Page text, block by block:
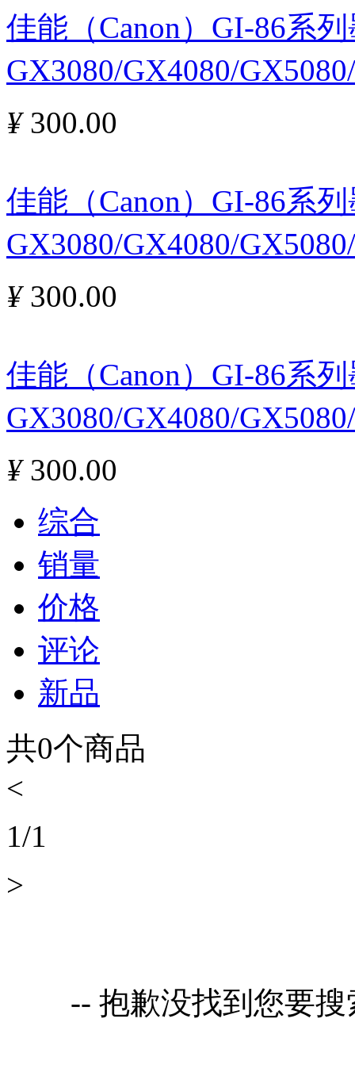
佳能（Canon）GI-86系
GX3080/GX4080/
¥300.00
佳能（Canon）GI-86系
GX3080/GX4080/
¥300.00
佳能（Canon）GI-86系
GX3080/GX4080/
¥300.00
综合
销量
价格
评论
新品
共0个商品
<
1/1
>
-- 抱歉没找到您要